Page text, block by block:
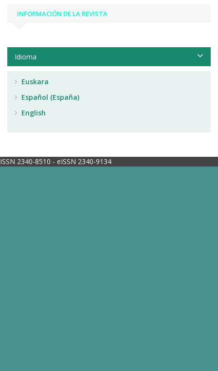
INFORMACIÓN DE LA REVISTA
Idioma
Euskara
Español (España)
English
ISSN 2340-8510 - eISSN 2340-9134